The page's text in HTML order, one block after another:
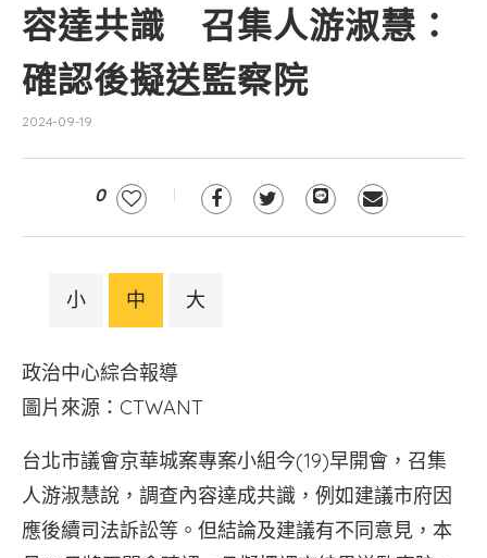
容達共識 召集人游淑慧：
確認後擬送監察院
2024-09-19
0
小 中 大
政治中心綜合報導
圖片來源：CTWANT
台北市議會京華城案專案小組今(19)早開會，召集
人游淑慧說，調查內容達成共識，例如建議市府因
應後續司法訴訟等。但結論及建議有不同意見，本